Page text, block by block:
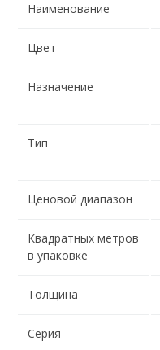
Наименование
Цвет
Назначение
Тип
Ценовой диапазон
Квадратных метров
в упаковке
Толщина
Серия